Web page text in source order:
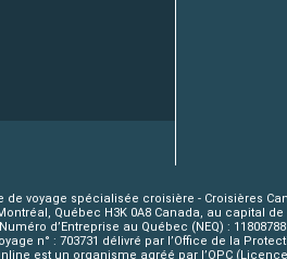
de voyage spécialisée croisière - Croisières
Québec H3K 0A8 Canada, au capital
Numéro d’Entreprise au Québec (NEQ) :
n° : 703731 délivré par l’Office de la
est un organisme agréé par l’OPC (Licence